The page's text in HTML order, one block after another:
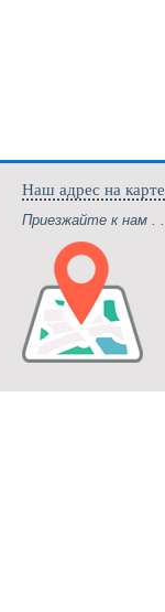
Наш адрес на карте
Приезжайте к нам .